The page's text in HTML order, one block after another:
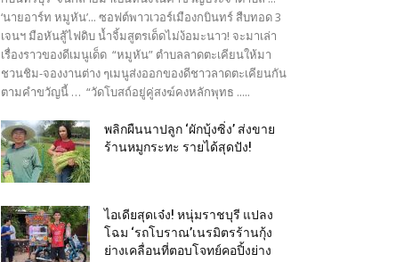
‘นายอาร์ท หมูหัน’... ซอฟต์พาวเวอร์เมืองกบินทร์ สืบทอด 3
เจนฯ มือหันสู้ไฟดิบ น้ำจิ้มสูตรเด็ดไม่ง้อมะนาว! จะมาเล่า
เรื่องราวของดีเมนูเด็ด “หมูหัน” ตำบลลาดตะเคียนให้มา
ชวนชิม-จองงานต่าง ๆเมนูส่งออกของดีชาวลาดตะเคียนกัน
ตามคำขวัญนี้ … “วัดโบสถ์อยู่คู่สงฆ์คงหลักพุทธ .....
พลิกผืนนาปลูก ‘ผักบุ้งซิ่ง’ ส่งขาย
ร้านหมูกระทะ รายได้สุดปัง!
ไอเดียสุดเจ๋ง! หนุ่มราชบุรี แปลง
โฉม ‘รถโบราณ’เนรมิตรร้านกุ้ง
ย่างเคลื่อนที่ตอบโจทย์คอปิ้งย่าง